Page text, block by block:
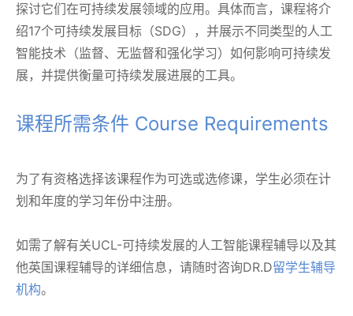
探讨它们在可持续发展领域的应用。具体而言，课程将介
绍17个可持续发展目标（SDG），并展示不同类型的人工
智能技术（监督、无监督和强化学习）如何影响可持续发
展，并提供衡量可持续发展进展的工具。
课程所需条件 Course Requirements
为了有资格选择该课程作为可选或选修课，学生必须在计
划和年度的学习年份中注册。
如需了解有关UCL-可持续发展的人工智能课程辅导以及其
他英国课程辅导的详细信息，请随时咨询DR.D留学生辅导
机构。